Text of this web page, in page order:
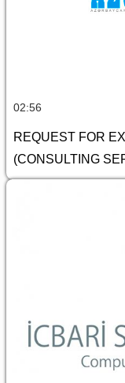
02:56
REQUEST FOR
(CONSULTING